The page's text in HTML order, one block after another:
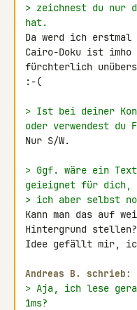
> zeichnest du nur
hat.
Da werd ich erstmal
Cairo-Doku ist imho
fürchterlich
:-(
> Ist bei deiner
oder verwendest du
Nur S/W.
> Ggf. wäre ein
geieignet für dich,
> ich aber selbst
Kann man das auf
Hintergrund
Idee gefällt mir,
Andreas B. schrieb:
> Aja, ich lese
1ms?